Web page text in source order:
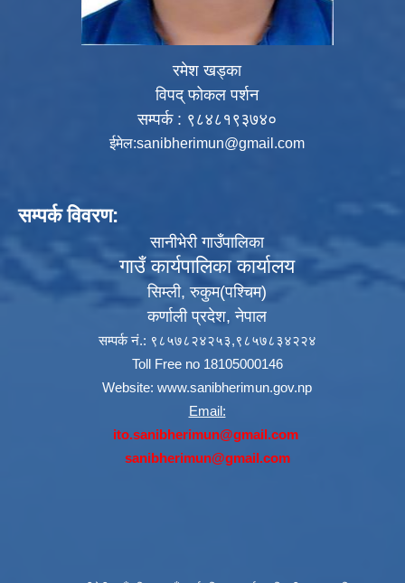
रमेश खड्का
विपद् फोकल पर्शन
सम्पर्क : ९८४८१९३७४०
ईमेल:sanibherimun@gmail.com
सम्पर्क विवरण:
सानीभेरी गाउँपालिका
गाउँ कार्यपालिका कार्यालय
सिम्ली, रुकुम(पश्‍चिम)
कर्णाली प्रदेश, नेपाल
सम्पर्क नं.: ९८५७८२४२५३,९८५७८३४२२४
Toll Free no 18105000146
Website: www.sanibherimun.gov.np
Email:
ito.sanibherimun@gmail.com
sanibherimun@gmail.com